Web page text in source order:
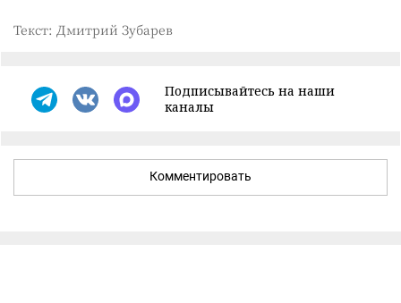
Текст: Дмитрий Зубарев
Подписывайтесь на наши
каналы
Комментировать